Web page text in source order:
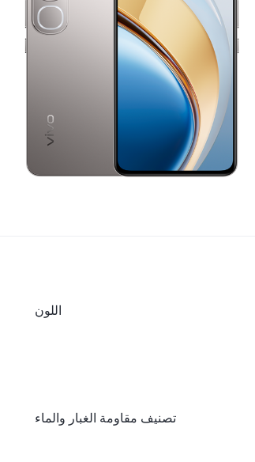
اللون
تصنيف مقاومة الغبار والماء